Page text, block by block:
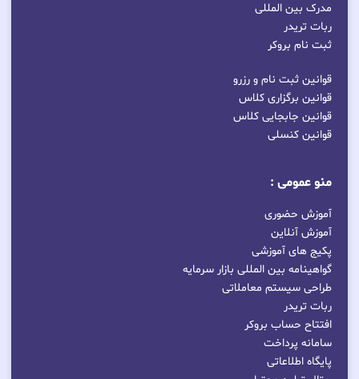
مدرک بین المللی
ربات تریدر
ثبت نام بروکر
قوانین ثبت نام و رزرو
قوانین برگزاری کلاس
قوانین جابجایی کلاس
قوانین کنسلی
منو عمومی :
آموزش حضوری
آموزش آنلاین
پکیج های آموزشی
گواهینامه بین المللی بازار سرمایه
طراحی سیستم معاملاتی
ربات تریدر
افتتاح حساب بروکر
سامانه پرداخت
پایگاه اطلاعاتی